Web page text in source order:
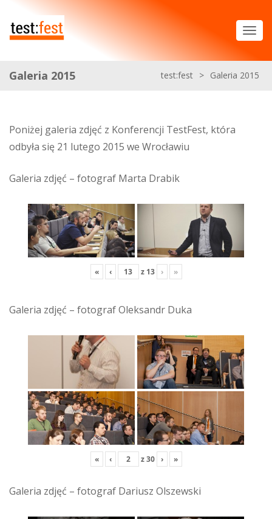
Galeria 2015 test:fest > Galeria 2015
Poniżej galeria zdjęć z Konferencji TestFest, która
odbyła się 21 lutego 2015 we Wrocławiu
Galeria zdjęć – fotograf Marta Drabik
« ‹ z 13 › »
Galeria zdjęć – fotograf Oleksandr Duka
« ‹ z30 › »
Galeria zdjęć – fotograf Dariusz Olszewski